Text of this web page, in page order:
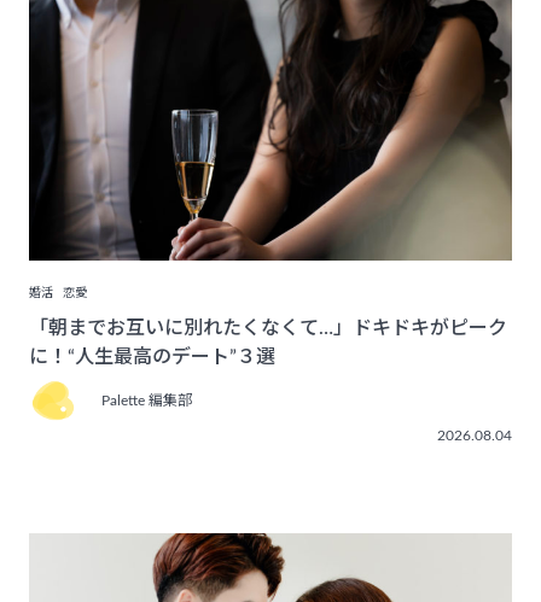
婚活 恋愛
「朝までお互いに別れたくなくて…」ドキドキがピーク
に！“人生最高のデート”３選
Palette 編集部
2026.08.04